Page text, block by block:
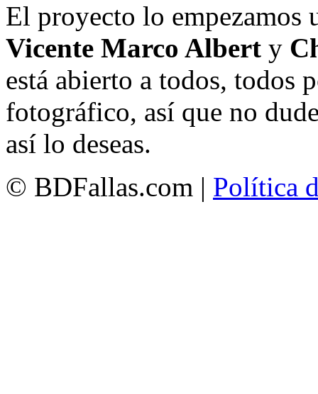
El proyecto lo empezamos
Vicente Marco Albert y
está abierto a todos, todos
fotográfico, así que no
así lo deseas.
© BDFallas.com | Política